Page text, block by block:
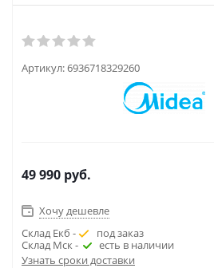
Артикул:6936718329260
49 990 руб.
Хочу дешевле
Склад Екб -
под заказ
Склад Мск -
есть в наличии
Узнать сроки доставки